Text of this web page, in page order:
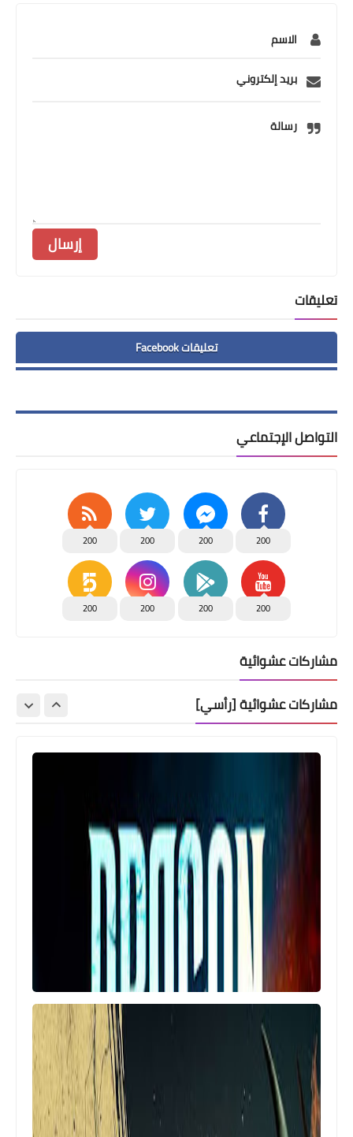
الاسم
بريد إلكتروني
رسالة
تعليقات
تعليقات Facebook
التواصل الإجتماعي
200
200
200
200
200
200
200
200
مشاركات عشوائية
مشاركات عشوائية [رأسي]
منوعات
مشاهدة فيلم Gabriel’s Inferno Part III
منوعات
مشاهدة فيلم After We Collided 2020
مترجم / افلامنكو/ أفلامنكو / aflaminco